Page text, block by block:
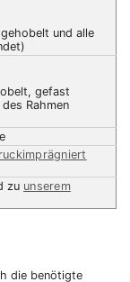
und alle
gefast
Rahmen
zu unserem
die benötigte